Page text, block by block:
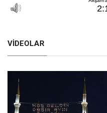
VIDEOLAR